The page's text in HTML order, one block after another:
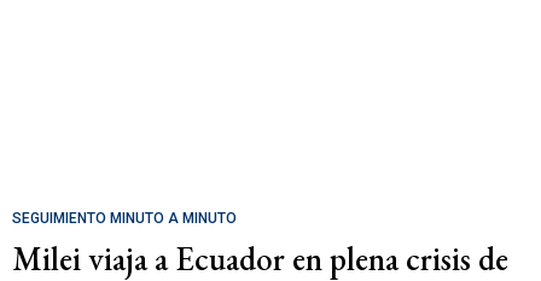
SEGUIMIENTO MINUTO A MINUTO
Milei viaja a Ecuador en plena crisis de